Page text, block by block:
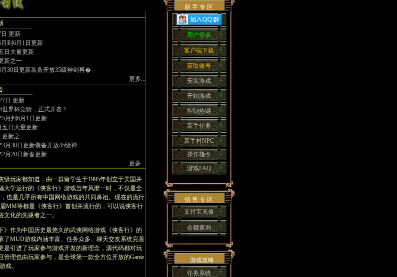
日 更新
月到6月1日更新
日大量更新
新之一
月30日更新装备开放35级神剑再�
更多...
日 更新
世界杯竞猜，正式开赛！
5月到6月1日更新
五日大量更新
更新之一
3月30日更新装备开放35级神
2月20日新春更新
更多...
玩家都知道，由一群留学生于1995年创立于美国并
大学运行的《侠客行》游戏当年风靡一时，不仅是全
也是几乎所有中国网络游戏的共同鼻祖。现在的流行
MM等都是《侠客行》首创并流行的，可以说侠客行
文化的先驱者之一。
》作为中国历史最悠久的武侠网络游戏《侠客行》的
了MUD游戏内涵丰富、任务众多、聊天交友系统完善
是引进了玩家参与游戏开发的新理念，源代码都对玩
管理也由玩家参与，是全球第一款全方位开放的Game
戏。
新 手 专 区
用户登录
客户端下载
获取账号
安装游戏
开始游戏
控制热键
新手任务
新手村NPC
操作指令
游戏FAQ
销 售 专 区
支付宝充值
余额查询
游戏攻略
任务系统